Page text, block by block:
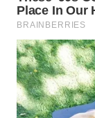
WN
PRIANGAN
TIMUR
WN
SEMARANG